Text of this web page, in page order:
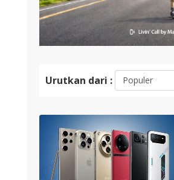
Urutkan dari :